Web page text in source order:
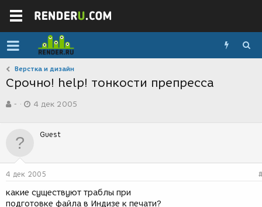
Верстка и дизайн
Срочно! help! тонкости препресса
в
р
-
а
д
н
и
4 дек 2005
Guest
4 дек 2005
какие существуют траблы при
подготовке файла в Индизе к печати?